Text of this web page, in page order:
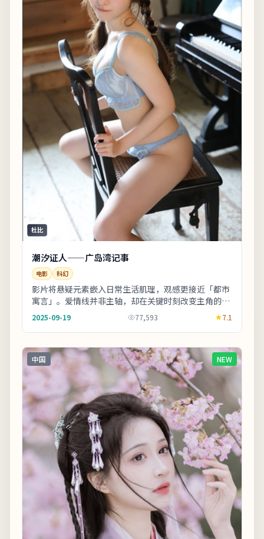
杜比
潮汐证人——广岛湾记事
电影 科幻
影片将悬疑元素嵌入日常生活肌理，观感更接近「都市
寓言」。爱情线并非主轴，却在关键时刻改变主角的行
动轨迹。影片中出现的地标多为实景拍摄，旅行爱好
2025-09-19 77,593 7.1
中国 NEW